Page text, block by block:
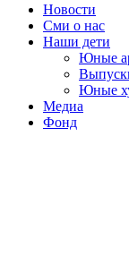
Новости
Сми о нас
Наши дети
Юные
Юные
Медиа
Фонд